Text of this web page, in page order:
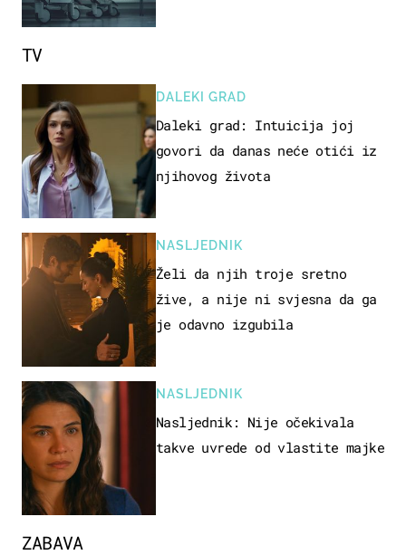
ZABAVA
TV
DALEKI GRAD
Daleki grad: Intuicija joj
govori da danas neće otići iz
njihovog života
NASLJEDNIK
Želi da njih troje sretno
žive, a nije ni svjesna da ga
je odavno izgubila
NASLJEDNIK
Nasljednik: Nije očekivala
takve uvrede od vlastite majke